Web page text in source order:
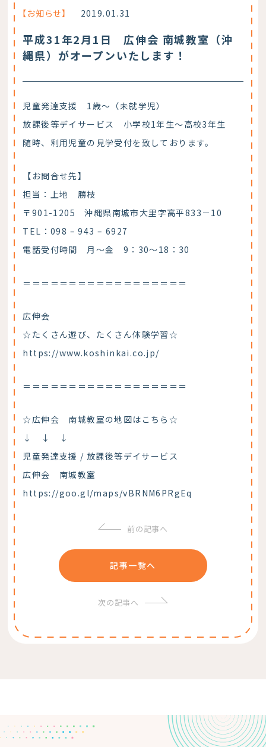
【お知らせ】 2019.01.31
平成31年2月1日 広伸会 南城教室（沖
縄県）がオープンいたします！
児童発達支援 1歳～（未就学児）
放課後等デイサービス 小学校1年生～高校3年生
随時、利用児童の見学受付を致しております。
【お問合せ先】
担当：上地 勝枝
〒901-1205 沖縄県南城市大里字高平833－10
TEL：098 – 943 – 6927
電話受付時間 月～金 9：30～18：30
＝＝＝＝＝＝＝＝＝＝＝＝＝＝＝＝＝＝
広伸会
☆たくさん遊び、たくさん体験学習☆
https://www.koshinkai.co.jp/
＝＝＝＝＝＝＝＝＝＝＝＝＝＝＝＝＝＝
☆広伸会 南城教室の地図はこちら☆
↓ ↓ ↓
児童発達支援 / 放課後等デイサービス
広伸会 南城教室
https://goo.gl/maps/vBRNM6PRgEq
前の記事へ
記事一覧へ
次の記事へ